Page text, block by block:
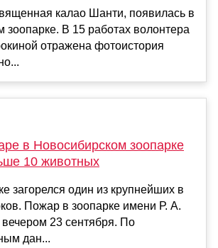
калао Шанти, появилась в
зоопарке. В 15 работах волонтера
отражена фотоистория
в Новосибирском зоопарке
10 животных
загорелся один из крупнейших в
Пожар в зоопарке имени Р. А.
23 сентября. По
дан...